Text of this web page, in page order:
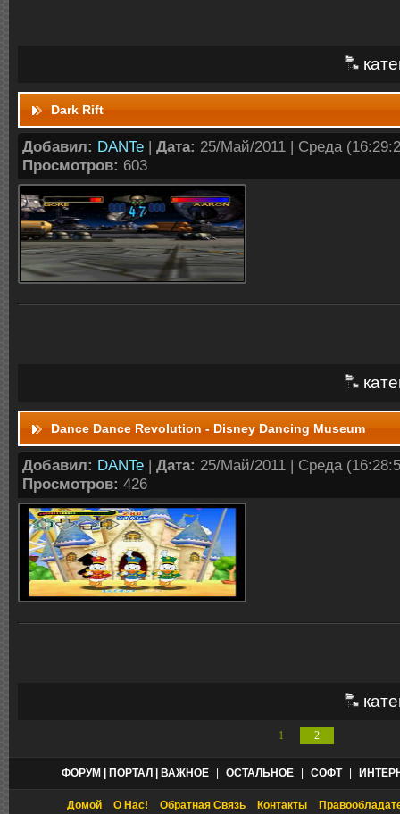
Dark Rift
Добавил: DANTe | Дата: 25/Май/2011 | Среда
Просмотров: 603
Dance Dance Revolution - Disney Dancing Museum
Добавил: DANTe | Дата: 25/Май/2011 | Среда
Просмотров: 426
1 2
ФОРУМ | ПОРТАЛ | ВАЖНОЕ ОСТАЛЬНОЕ СОФТ
Домой О Нас! Обратная Связь Контакты